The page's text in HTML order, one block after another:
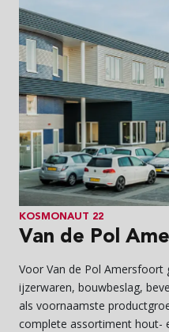
KOSMONAUT 22
Van de Pol
Voor Van de Pol Amersfoort
ijzerwaren, bouwbeslag,
als voornaamste
complete assortiment hout-